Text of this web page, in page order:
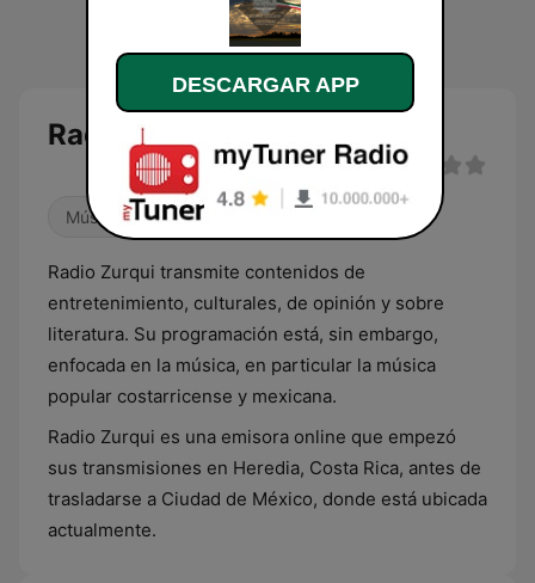
Radio Zurqui en vivo
Música mexicana
Radio Zurqui transmite contenidos de
entretenimiento, culturales, de opinión y sobre
literatura. Su programación está, sin embargo,
enfocada en la música, en particular la música
popular costarricense y mexicana.
Radio Zurqui es una emisora online que empezó
sus transmisiones en Heredia, Costa Rica, antes de
trasladarse a Ciudad de México, donde está ubicada
actualmente.
DESCARGAR APP